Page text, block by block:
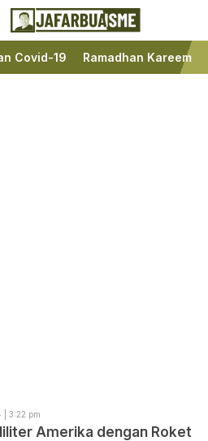
JafarBua
Ini bukan Media Online,
Ini Jafarbuaisme.com
Covid-19 Ramadhan Kareem
| 3:22 pm
Amerika dengan Roket